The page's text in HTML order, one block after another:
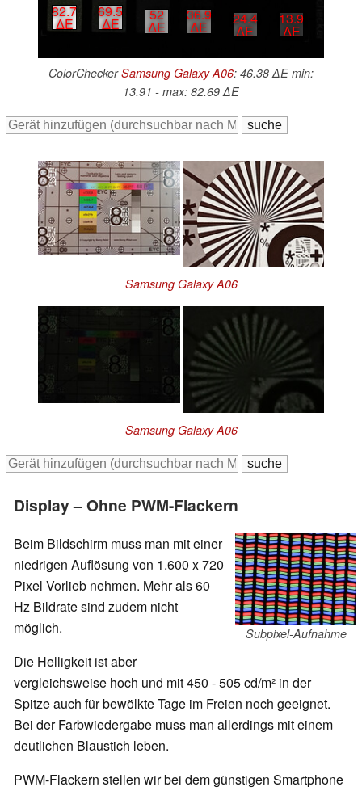
82.7
∆E
69.5
∆E
52
∆E
36.9
∆E
24.4
∆E
13.9
∆E
ColorCheckerSamsung Galaxy A06: 46.38 ∆E min:
13.91 - max: 82.69 ∆E
Samsung Galaxy A06
Samsung Galaxy A06
Display – Ohne PWM-Flackern
Subpixel-Aufnahme
Beim Bildschirm muss man mit einer
niedrigen Auflösung von 1.600 x 720
Pixel Vorlieb nehmen. Mehr als 60
Hz Bildrate sind zudem nicht
möglich.
Die Helligkeit ist aber
vergleichsweise hoch und mit 450 - 505 cd/m² in der
Spitze auch für bewölkte Tage im Freien noch geeignet.
Bei der Farbwiedergabe muss man allerdings mit einem
deutlichen Blaustich leben.
PWM-Flackern stellen wir bei dem günstigen Smartphone